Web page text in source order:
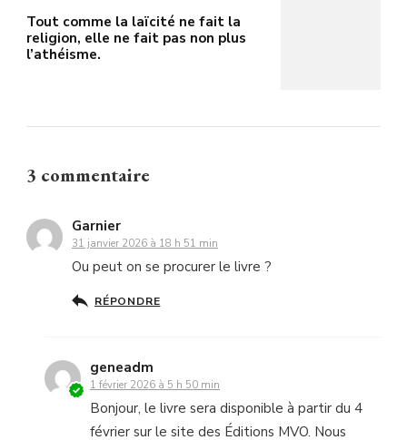
Tout comme la laïcité ne fait la
religion, elle ne fait pas non plus
l’athéisme.
3 commentaire
Garnier
31 janvier 2026 à 18 h 51 min
Ou peut on se procurer le livre ?
RÉPONDRE
geneadm
1 février 2026 à 5 h 50 min
Bonjour, le livre sera disponible à partir du 4
février sur le site des Éditions MVO. Nous